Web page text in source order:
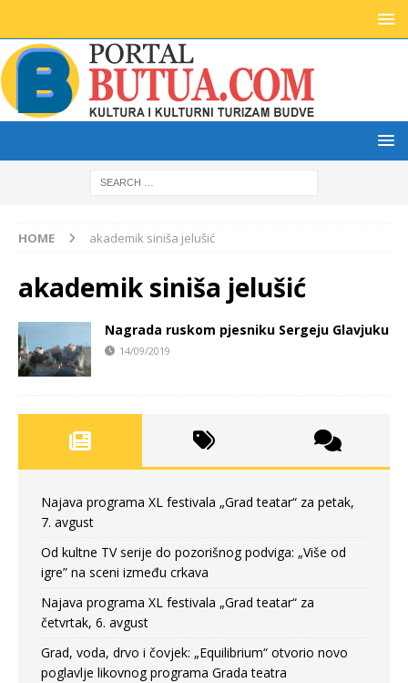
HOME akademik siniša jelušić
akademik siniša jelušić
Nagrada ruskom pjesniku Sergeju Glavjuku
14/09/2019
Najava programa XL festivala „Grad teatar“ za petak,
7. avgust
Od kultne TV serije do pozorišnog podviga: „Više od
igre” na sceni između crkava
Najava programa XL festivala „Grad teatar“ za
četvrtak, 6. avgust
Grad, voda, drvo i čovjek: „Equilibrium“ otvorio novo
poglavlje likovnog programa Grada teatra